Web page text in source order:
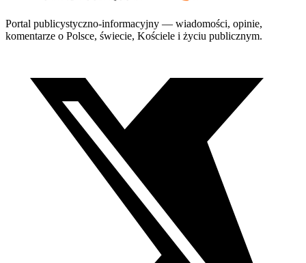
Portal publicystyczno-informacyjny — wiadomości, opinie,
komentarze o Polsce, świecie, Kościele i życiu publicznym.